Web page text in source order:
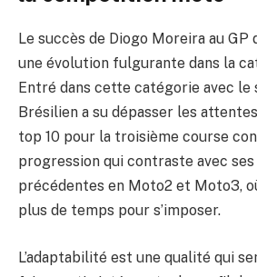
Le succès de Diogo Moreira au
une évolution fulgurante dans la
Entré dans cette catégorie avec
Brésilien a su dépasser les
top 10 pour la troisième course
progression qui contraste avec ses
précédentes en Moto2 et Moto3,
plus de temps pour s’imposer.
L’adaptabilité est une qualité qui